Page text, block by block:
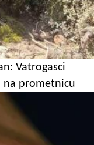
Vatrogasci
na prometnicu